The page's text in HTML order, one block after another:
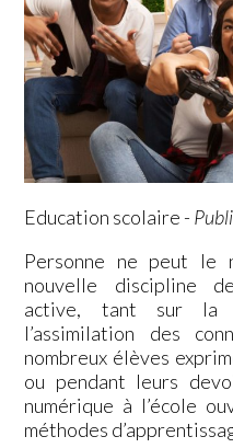
Education scolaire -
Personne ne peut le
nouvelle discipline
active, tant sur la
l’assimilation des
nombreux élèves
ou pendant leurs
numérique à l’école
méthodes